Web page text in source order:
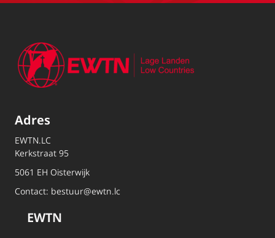
Adres
EWTN.LC
Kerkstraat 95
5061 EH Oisterwijk
Contact: bestuur@ewtn.lc
EWTN